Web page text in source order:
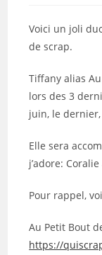
Voici un joli
de scrap.
Tiffany alias
lors des 3
juin, le
Elle sera
j’adore:
Pour rappel,
Au Petit Bout
https://